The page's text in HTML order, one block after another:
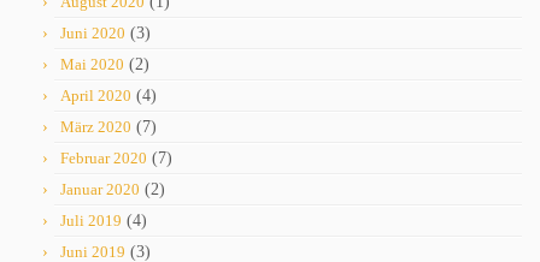
Juni 2020 (3)
Mai 2020 (2)
April 2020 (4)
März 2020 (7)
Februar 2020 (7)
Januar 2020 (2)
Juli 2019 (4)
Juni 2019 (3)